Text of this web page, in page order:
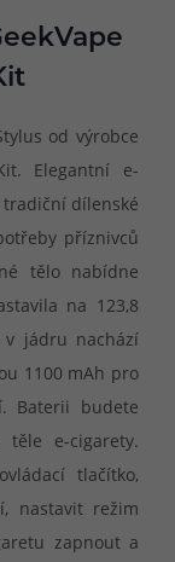
od výrobce
Elegantní e-
dílenské
příznivců
tělo nabídne
na 123,8
jádru nachází
1100 mAh pro
Baterii budete
e-cigarety.
tlačítko,
nastavit režim
zapnout a